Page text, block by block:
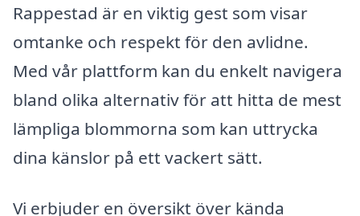
Rappestad är en viktig gest som visar
omtanke och respekt för den avlidne.
Med vår plattform kan du enkelt navigera
bland olika alternativ för att hitta de mest
lämpliga blommorna som kan uttrycka
dina känslor på ett vackert sätt.
Vi erbjuder en översikt över kända